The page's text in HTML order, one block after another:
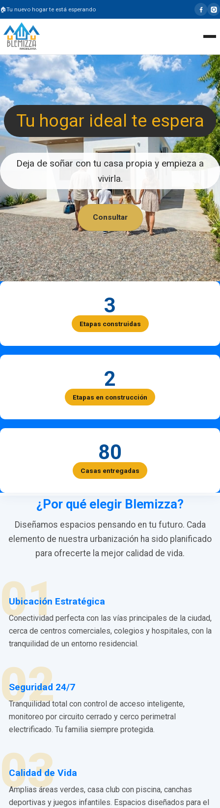
Tu nuevo hogar te está esperando
Tu hogar ideal te espera
Deja de soñar con tu casa propia y empieza a
vivirla.
Consultar
3
Etapas construidas
2
Etapas en construcción
80
Casas entregadas
¿Por qué elegir Blemizza?
Diseñamos espacios pensando en tu futuro. Cada
elemento de nuestra urbanización ha sido planificado
para ofrecerte la mejor calidad de vida.
01
Ubicación Estratégica
Conectividad perfecta con las vías principales de la ciudad,
cerca de centros comerciales, colegios y hospitales, con la
tranquilidad de un entorno residencial.
02
Seguridad 24/7
Tranquilidad total con control de acceso inteligente,
monitoreo por circuito cerrado y cerco perimetral
electrificado. Tu familia siempre protegida.
03
Calidad de Vida
Amplias áreas verdes, casa club con piscina, canchas
deportivas y juegos infantiles. Espacios diseñados para el